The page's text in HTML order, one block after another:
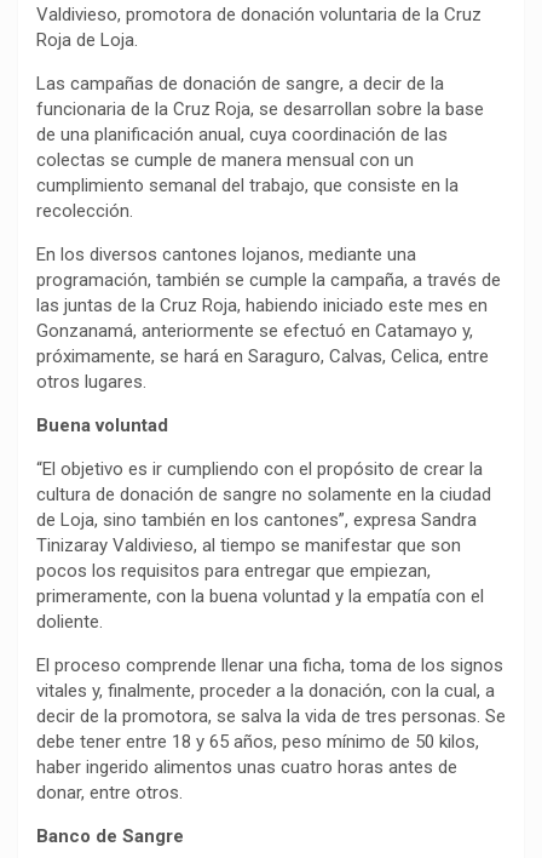
Valdivieso, promotora de donación voluntaria de la Cruz
Roja de Loja.
Las campañas de donación de sangre, a decir de la
funcionaria de la Cruz Roja, se desarrollan sobre la base
de una planificación anual, cuya coordinación de las
colectas se cumple de manera mensual con un
cumplimiento semanal del trabajo, que consiste en la
recolección.
En los diversos cantones lojanos, mediante una
programación, también se cumple la campaña, a través de
las juntas de la Cruz Roja, habiendo iniciado este mes en
Gonzanamá, anteriormente se efectuó en Catamayo y,
próximamente, se hará en Saraguro, Calvas, Celica, entre
otros lugares.
Buena voluntad
“El objetivo es ir cumpliendo con el propósito de crear la
cultura de donación de sangre no solamente en la ciudad
de Loja, sino también en los cantones”, expresa Sandra
Tinizaray Valdivieso, al tiempo se manifestar que son
pocos los requisitos para entregar que empiezan,
primeramente, con la buena voluntad y la empatía con el
doliente.
El proceso comprende llenar una ficha, toma de los signos
vitales y, finalmente, proceder a la donación, con la cual, a
decir de la promotora, se salva la vida de tres personas. Se
debe tener entre 18 y 65 años, peso mínimo de 50 kilos,
haber ingerido alimentos unas cuatro horas antes de
donar, entre otros.
Banco de Sangre